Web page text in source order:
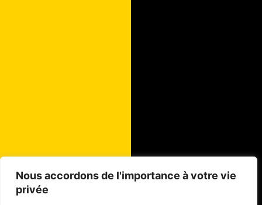
Nous accordons de l'importance à votre vie
privée